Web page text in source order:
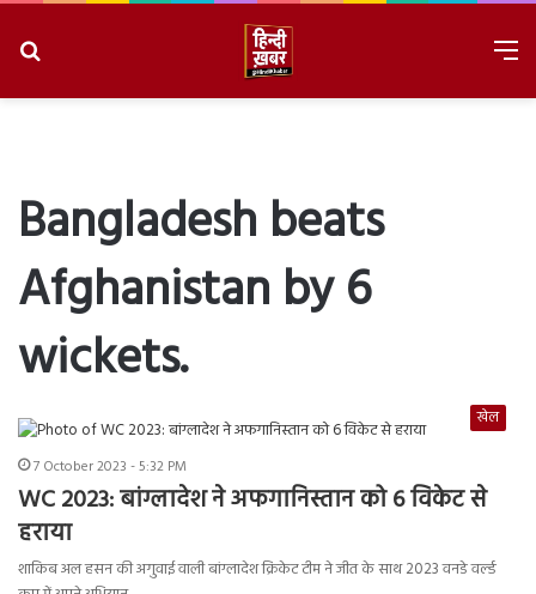
Bangladesh beats
Afghanistan by 6
wickets.
खेल
7 October 2023 - 5:32 PM
WC 2023: बांग्लादेश ने अफगानिस्तान को 6 विकेट से
हराया
शाकिब अल हसन की अगुवाई वाली बांग्लादेश क्रिकेट टीम ने जीत के साथ 2023 वनडे वर्ल्ड